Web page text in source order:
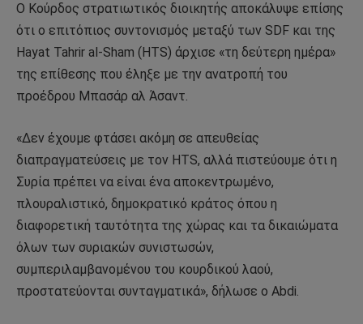
Ο Κούρδος στρατιωτικός διοικητής αποκάλυψε επίσης
ότι ο επιτόπιος συντονισμός μεταξύ των SDF και της
Hayat Tahrir al-Sham (HTS) άρχισε «τη δεύτερη ημέρα»
της επίθεσης που έληξε με την ανατροπή του
προέδρου Μπασάρ αλ Άσαντ.
«Δεν έχουμε φτάσει ακόμη σε απευθείας
διαπραγματεύσεις με τον HTS, αλλά πιστεύουμε ότι η
Συρία πρέπει να είναι ένα αποκεντρωμένο,
πλουραλιστικό, δημοκρατικό κράτος όπου η
διαφορετική ταυτότητα της χώρας και τα δικαιώματα
όλων των συριακών συνιστωσών,
συμπεριλαμβανομένου του κουρδικού λαού,
προστατεύονται συνταγματικά», δήλωσε ο Abdi.